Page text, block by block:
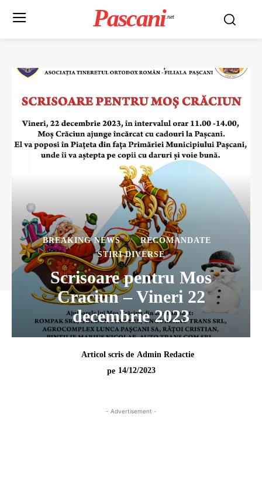
Pascani .net
BREAKING NEWS
RECOMANDATE
STIRI DIVERSE
Scrisoare pentru Mos
Craciun – Vineri 22
decembrie 2023
Articol scris de Admin Redactie
pe 14/12/2023
- Advertisement -